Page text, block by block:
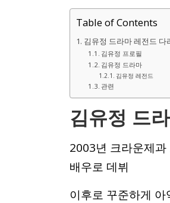
Table of Contents
김유정 드라마 레전드 다
김유정 프로필
김유정 드라마
김유정 레전드
관련
김유정 드
2003년 크라운제
배우로 데뷔
이후로 꾸준하게